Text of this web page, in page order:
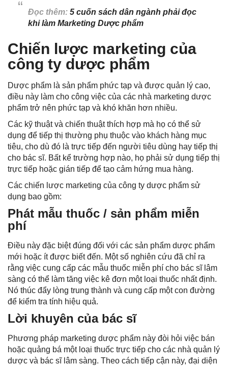
Đọc thêm: 5 cuốn sách dân ngành phải đọc
khi làm Marketing Dược phẩm
Chiến lược marketing của
công ty dược phẩm
Dược phẩm là sản phẩm phức tạp và được quản lý cao,
điều này làm cho công việc của các nhà marketing dược
phẩm trở nên phức tạp và khó khăn hơn nhiều.
Các kỹ thuật và chiến thuật thích hợp mà họ có thể sử
dụng để tiếp thị thường phụ thuộc vào khách hàng mục
tiêu, cho dù đó là trực tiếp đến người tiêu dùng hay tiếp thị
cho bác sĩ. Bất kể trường hợp nào, họ phải sử dụng tiếp thị
trực tiếp hoặc gián tiếp để tạo cảm hứng mua hàng.
Các chiến lược marketing của công ty dược phẩm sử
dụng bao gồm:
Phát mẫu thuốc / sản phẩm miễn
phí
Điều này đặc biệt đúng đối với các sản phẩm dược phẩm
mới hoặc ít được biết đến. Một số nghiên cứu đã chỉ ra
rằng việc cung cấp các mẫu thuốc miễn phí cho bác sĩ lâm
sàng có thể làm tăng việc kê đơn một loại thuốc nhất định.
Nó thúc đẩy lòng trung thành và cung cấp một con đường
để kiểm tra tính hiệu quả.
Lời khuyên của bác sĩ
Phương pháp marketing dược phẩm này đòi hỏi việc bán
hoặc quảng bá một loại thuốc trực tiếp cho các nhà quản lý
dược và bác sĩ lâm sàng. Theo cách tiếp cận này, đại diện